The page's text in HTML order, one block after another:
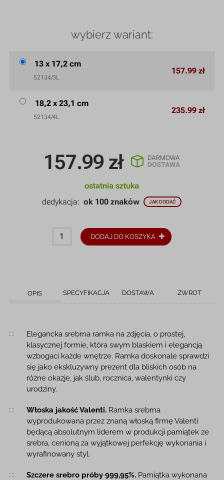
157.99 zł
ostatnia sztuka
dedykacja:ok 100 znaków JAK DODAĆ
DODAJ DO KOSZYKA
wybierz wariant:
13 x 17,2 cm
52134/3L
157.99 zł
18,2 x 23,1 cm
52134/4L
235.99 zł
OPIS SPECYFIKACJA DOSTAWA ZWROT
Opis produktu
Elegancka srebrna ramka na zdjęcia, o prostej,
klasycznej formie, która swym blaskiem i elegancją
wzbogaci każde wnętrze. Ramka doskonale sprawdzi
się jako ekskluzywny prezent dla bliskich osób na
różne okazje, jak ślub, rocznica, walentynki czy
urodziny.
Włoska jakość Valenti.Ramka srebrna
wyprodukowana przez znaną włoską firmę Valenti
będącą absolutnym liderem w produkcji pamiątek ze
srebra, cenioną za wyjątkowej perfekcję wykonania i
wyrafinowany styl.
Szczere srebro próby 999,95%.Pamiątka wykonana